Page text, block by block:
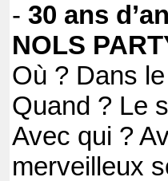
- 30 ans
NOLS
Où ? Dans
Quand ? Le
Avec qui ?
merveilleux